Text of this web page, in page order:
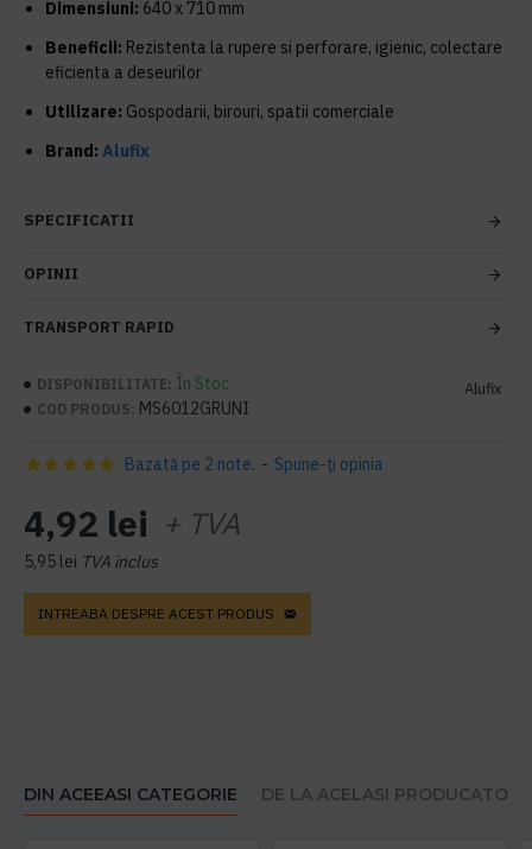
Dimensiuni: 640 x 710 mm
Beneficii: Rezistenta la rupere si perforare, igienic, colectare
eficienta a deseurilor
Utilizare: Gospodarii, birouri, spatii comerciale
Brand: Alufix
SPECIFICATII
OPINII
TRANSPORT RAPID
DISPONIBILITATE: În Stoc
COD PRODUS: MS6012GRUNI
Alufix
Bazată pe 2 note. - Spune-ţi opinia
4,92 lei + TVA
5,95 lei TVA inclus
INTREABA DESPRE ACEST PRODUS
DIN ACEEASI CATEGORIE DE LA ACELASI PRODUCATOR